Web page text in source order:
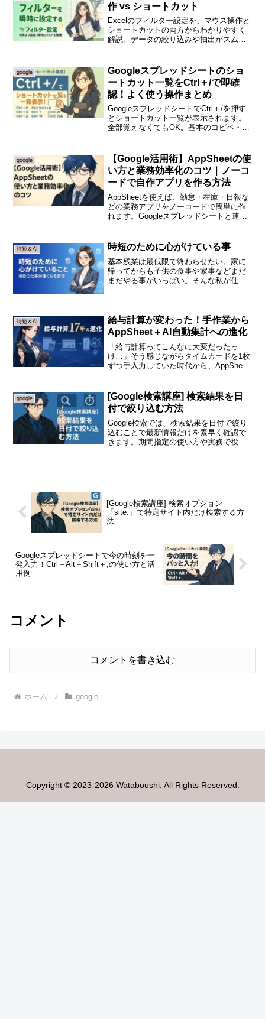
作 vs ショートカット
Excelのフィルター設定を、マウス操作と
ショートカットの両方からわかりやすく
解説。データの絞り込みや抽出がスムー
google
Googleスプレッドシートのショ
ートカット一覧をCtrl＋/で即確
認！よく使う操作まとめ
GoogleスプレッドシートでCtrl＋/を押す
とショートカット一覧が表示されます。
全部覚えなくてもOK。基本のコピペ・行
google
【Google活用術】AppSheetの使
い方と業務効率化のコツ｜ノーコ
ードで自作アプリを作る方法
AppSheetを使えば、勤怠・在庫・日報な
どの業務アプリをノーコードで簡単に作
れます。Googleスプレッドシートと連携
ながる設定方法をわかりやすく解説しま
す。
時短＆AI 時短のために心がけている事
基本残業は最低限で終わらせたい。家に
帰ってからも子供の食事や家事などまだ
まだやる事がいっぱい。そんな私が仕事
っさと終わらせます。基本...
時短＆AI
給与計算が変わった！手作業から
AppSheet＋AI自動集計への進化
「給与計算ってこんなに大変だったっ
け…」そう感じながらタイムカードを1枚
ずつ手入力していた時代から、AppSheet
れて定時に帰れない…という悩みも、仕
組みを変えれば...
google
[Google検索講座] 検索結果を日
付で絞り込む方法
Google検索では、検索結果を日付で絞り
込むことで最新情報だけを素早く確認で
きます。期間指定の使い方や実務で役立
[Google検索講座] 検索オプション
「site:」で特定サイト内だけ検索する方
法
Googleスプレッドシートで今の時刻を一
発入力！Ctrl＋Alt＋Shift＋;の使い方と活
用例
コメント
コメントを書き込む
ホーム google
Copyright © 2023-2026 Wataboushi. All Rights Reserved.